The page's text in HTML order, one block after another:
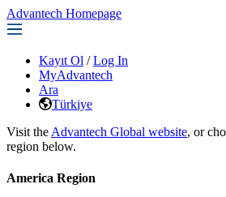
Advantech Homepage
Kayıt Ol / Log In
MyAdvantech
Ara
Türkiye
Visit the Advantech Global website, or
region below.
America Region